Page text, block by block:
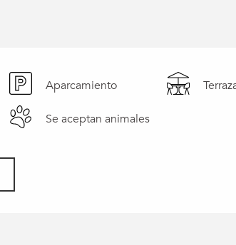
Aparcamiento
Se aceptan animales